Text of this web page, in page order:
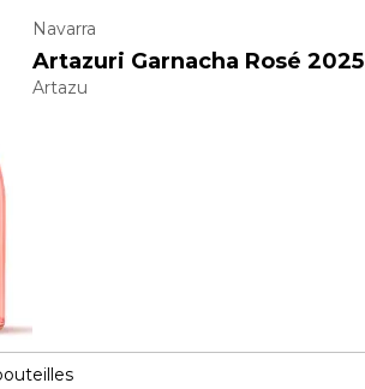
Navarra
Artazuri Garnacha Rosé 2025
Artazu